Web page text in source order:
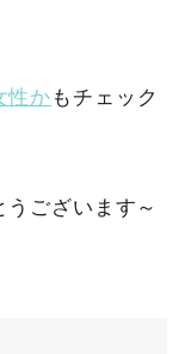
性か もチェック
ございます～